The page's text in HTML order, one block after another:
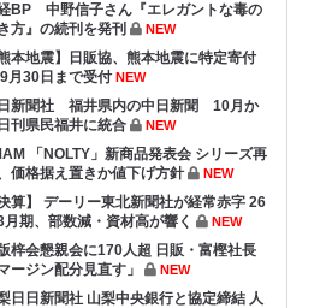
BP 中野信子さん『エレガントな毒の
方』の続刊を発刊
NEW
熊本地震】日販協、熊本地震に特定寄付
月30日まで受付 NEW
新聞社 福井県内の中日新聞 10月か
刊県民福井に統合
NEW
「NOLTY」新商品発表会 シリーズ再
価格据え置きか値下げ方針
NEW
決算】 デーリー東北新聞社が経常赤字 26
月期、部数減・資材高が響く
NEW
梓会懇親会に170人超 日販・富樫社長
マージン配分見直す」
NEW
日日新聞社 山梨中央銀行と協定締結 人